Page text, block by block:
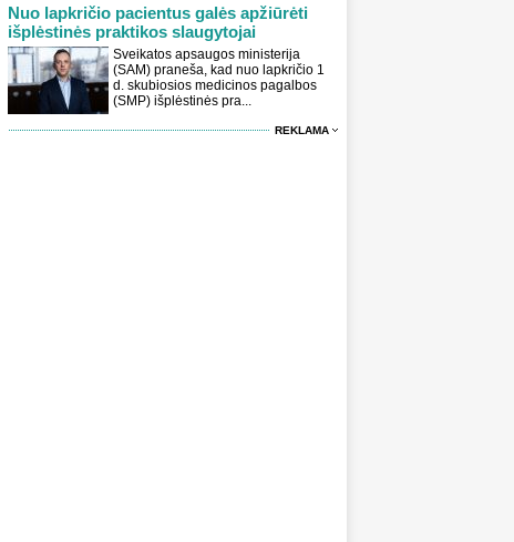
Nuo lapkričio pacientus galės apžiūrėti
išplėstinės praktikos slaugytojai
Sveikatos apsaugos ministerija
(SAM) praneša, kad nuo lapkričio 1
d. skubiosios medicinos pagalbos
(SMP) išplėstinės pra...
REKLAMA